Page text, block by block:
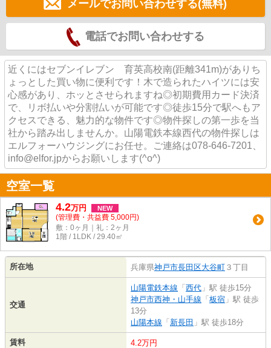
メールでお問い合わせする(無料)
電話でお問い合わせする
近くにはセブンイレブン 育英高校南(距離341m)がありち
ょっとした買い物に便利です！木で造られたハイツには安
心感があり、ホッとさせられますね◎初期費用カード決済
で、リボ払いや分割払いが可能です◎徒歩15分で駅へもア
クセスできる、魅力的な物件です◎物件探しの第一歩を当
社から踏み出しませんか。山陽電鉄本線西代の物件探しは
エルフォーハウジングにお任せ。ご連絡は078-646-7201、
info@elfor.jpからお願いします(^o^)
空室一覧
4.2万円 NEW
(管理費・共益費 5,000円)
敷：0ヶ月｜礼：2ヶ月
1階 / 1LDK / 29.40㎡
所在地 兵庫県神戸市長田区大谷町 ３丁目
交通
山陽電鉄本線 「西代 」駅 徒歩15分
神戸市西神・山手線 「板宿 」駅 徒歩
13分
山陽本線 「新長田 」駅 徒歩18分
賃料 4.2万円